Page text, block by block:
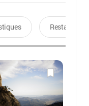
Restaurants